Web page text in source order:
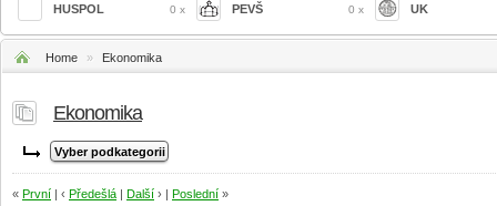
HUSPOL 0 x PEVŠ 0 x
UK
Home » Ekonomika
Ekonomika
« První | ‹ Předešlá Další › | Poslední »